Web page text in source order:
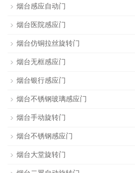
烟台感应自动门
烟台医院感应门
烟台仿铜拉丝旋转门
烟台无框感应门
烟台银行感应门
烟台不锈钢玻璃感应门
烟台手动旋转门
烟台不锈钢感应门
烟台大堂旋转门